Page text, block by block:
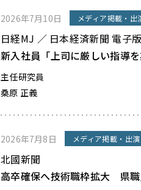
2026年7月10日 メディア掲載・出
日経MJ ／ 日本経済新聞 電子版
新入社員「上司に厳しい指導
主任研究員
桑原 正義
2026年7月8日 メディア掲載・出演
北國新聞
高卒確保へ技術職枠拡大 県